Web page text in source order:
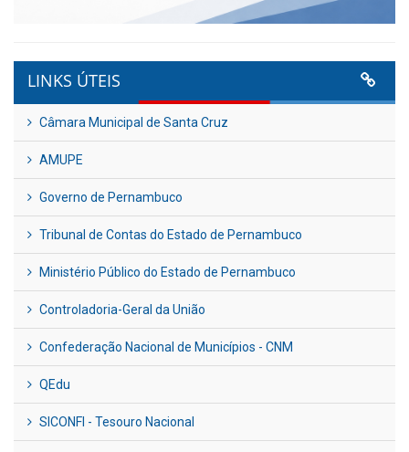
LINKS ÚTEIS
Câmara Municipal de Santa Cruz
AMUPE
Governo de Pernambuco
Tribunal de Contas do Estado de Pernambuco
Ministério Público do Estado de Pernambuco
Controladoria-Geral da União
Confederação Nacional de Municípios - CNM
QEdu
SICONFI - Tesouro Nacional